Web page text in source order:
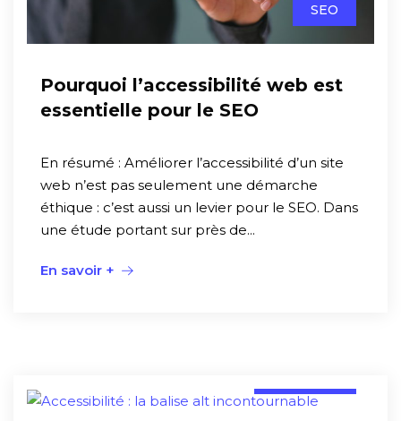
SEO
Pourquoi l’accessibilité web est
essentielle pour le SEO
En résumé : Améliorer l’accessibilité d’un site
web n’est pas seulement une démarche
éthique : c’est aussi un levier pour le SEO. Dans
une étude portant sur près de...
En savoir +